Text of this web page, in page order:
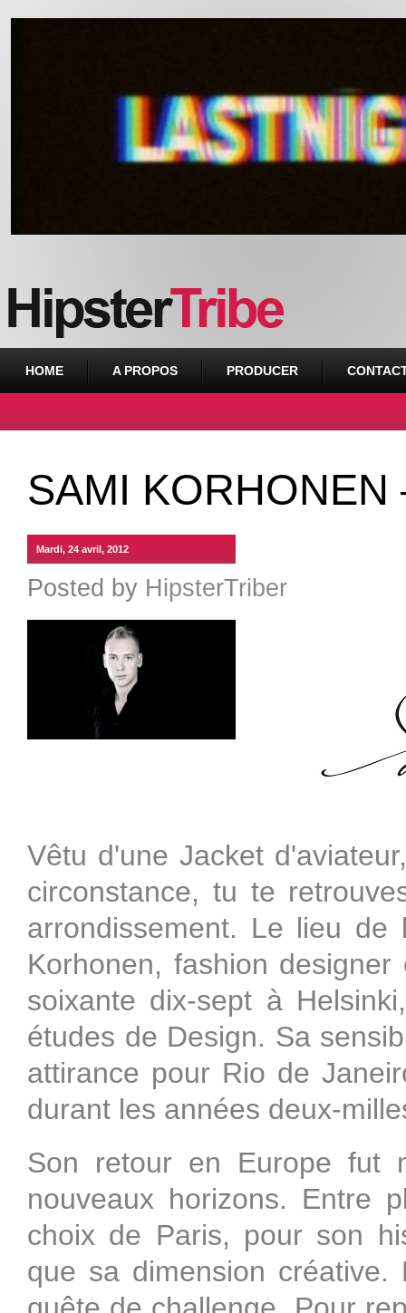
HOME A PROPOS PRODUCER
SAMI
Mardi, 24 avril, 2012
Posted by HipsterTriber
Vêtu d'une Jacket
circonstance, tu te
arrondissement. Le lieu de
Korhonen, fashion
soixante dix-sept à
études de Design. Sa
attirance pour Rio de
durant les années deux-
Son retour en Europe fut
nouveaux horizons. Entre
choix de Paris, pour son
que sa dimension